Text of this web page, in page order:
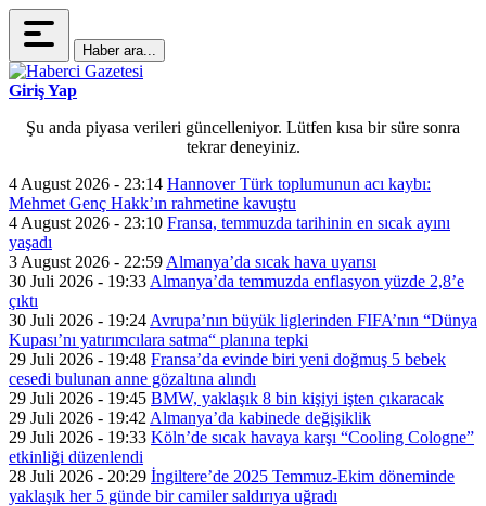
Haber ara...
Giriş Yap
Şu anda piyasa verileri güncelleniyor. Lütfen kısa bir süre sonra
tekrar deneyiniz.
4 August 2026 - 23:14 Hannover Türk toplumunun acı kaybı:
Mehmet Genç Hakk’ın rahmetine kavuştu
4 August 2026 - 23:10 Fransa, temmuzda tarihinin en sıcak ayını
yaşadı
3 August 2026 - 22:59 Almanya’da sıcak hava uyarısı
30 Juli 2026 - 19:33 Almanya’da temmuzda enflasyon yüzde 2,8’e
çıktı
30 Juli 2026 - 19:24 Avrupa’nın büyük liglerinden FIFA’nın “Dünya
Kupası’nı yatırımcılara satma“ planına tepki
29 Juli 2026 - 19:48 Fransa’da evinde biri yeni doğmuş 5 bebek
cesedi bulunan anne gözaltına alındı
29 Juli 2026 - 19:45 BMW, yaklaşık 8 bin kişiyi işten çıkaracak
29 Juli 2026 - 19:42 Almanya’da kabinede değişiklik
29 Juli 2026 - 19:33 Köln’de sıcak havaya karşı “Cooling Cologne”
etkinliği düzenlendi
28 Juli 2026 - 20:29 İngiltere’de 2025 Temmuz-Ekim döneminde
yaklaşık her 5 günde bir camiler saldırıya uğradı